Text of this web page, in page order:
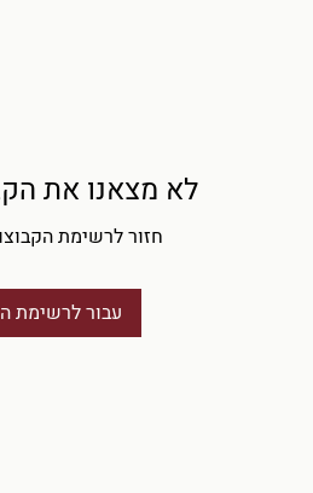
לא מצאנו את
חזור לרשימת
עבור לרשימת